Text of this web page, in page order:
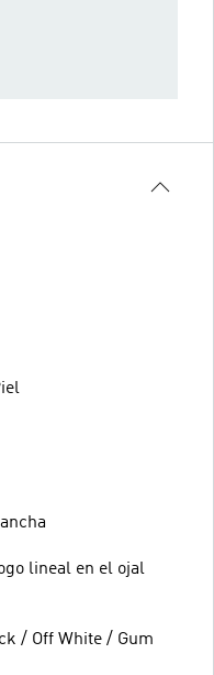
lineal en el ojal
/ Off White / Gum